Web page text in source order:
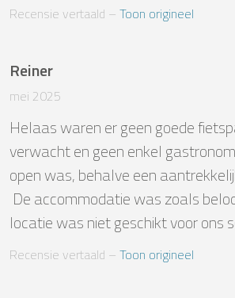
Recensie vertaald – Toon origineel
Reiner
mei 2025
Helaas waren er geen goede
verwacht en geen enkel
open was, behalve een
locatie was niet geschikt voor ons
Recensie vertaald – Toon origineel